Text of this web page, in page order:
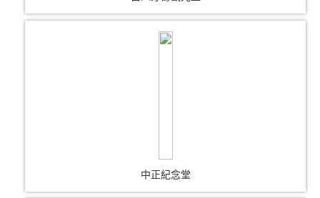
中正紀念堂